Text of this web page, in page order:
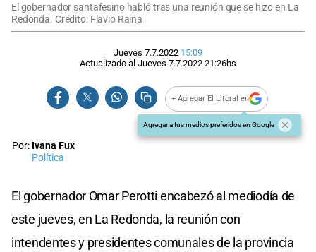
El gobernador santafesino habló tras una reunión que se hizo en La
Redonda. Crédito: Flavio Raina
Jueves 7.7.2022 15:09
Actualizado al Jueves 7.7.2022 21:26hs
+ Agregar El Litoral en
Agregar a tus medios preferidos en Google
Por: Ivana Fux
Política
El gobernador Omar Perotti encabezó al mediodía de
este jueves, en La Redonda, la reunión con
intendentes y presidentes comunales de la provincia